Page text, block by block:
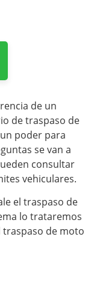
de un
de traspaso de
poder para
se van a
consultar
vehiculares.
el traspaso de
lo trataremos
de moto